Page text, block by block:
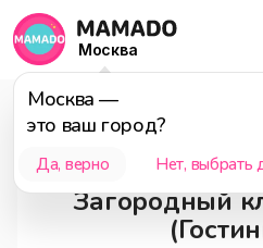
Москва
Москва —
это ваш город?
Да, верно Нет, выбрать
городской округ
Загородный